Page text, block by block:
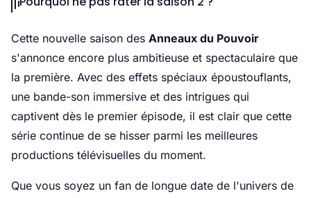
Cette nouvelle saison des Anneaux du Pouvoir
s'annonce encore plus ambitieuse et spectaculaire que
la première. Avec des effets spéciaux époustouflants,
une bande-son immersive et des intrigues qui
captivent dès le premier épisode, il est clair que cette
série continue de se hisser parmi les meilleures
productions télévisuelles du moment.
Que vous soyez un fan de longue date de l'univers de